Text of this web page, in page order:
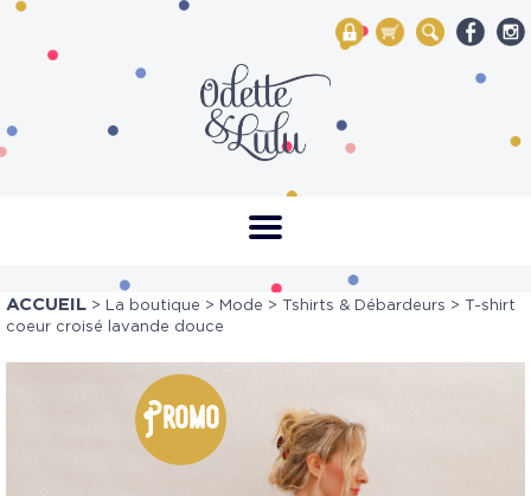
My Account
Mon panier
Rechercher
ACCUEIL > La boutique > Mode > Tshirts & Débardeurs > T-shirt
coeur croisé lavande douce
Promo